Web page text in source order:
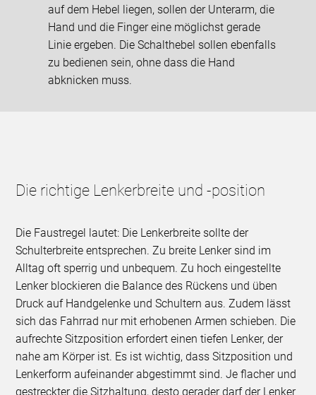
auf dem Hebel liegen, sollen der Unterarm, die
Hand und die Finger eine möglichst gerade
Linie ergeben. Die Schalthebel sollen ebenfalls
zu bedienen sein, ohne dass die Hand
abknicken muss.
Die richtige Lenkerbreite und -position
Die Faustregel lautet: Die Lenkerbreite sollte der
Schulterbreite entsprechen. Zu breite Lenker sind im
Alltag oft sperrig und unbequem. Zu hoch eingestellte
Lenker blockieren die Balance des Rückens und üben
Druck auf Handgelenke und Schultern aus. Zudem lässt
sich das Fahrrad nur mit erhobenen Armen schieben. Die
aufrechte Sitzposition erfordert einen tiefen Lenker, der
nahe am Körper ist. Es ist wichtig, dass Sitzposition und
Lenkerform aufeinander abgestimmt sind. Je flacher und
gestreckter die Sitzhaltung, desto gerader darf der Lenker